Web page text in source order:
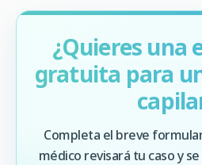
¿Quieres una
gratuita para
Completa el breve
médico revisará tu caso y